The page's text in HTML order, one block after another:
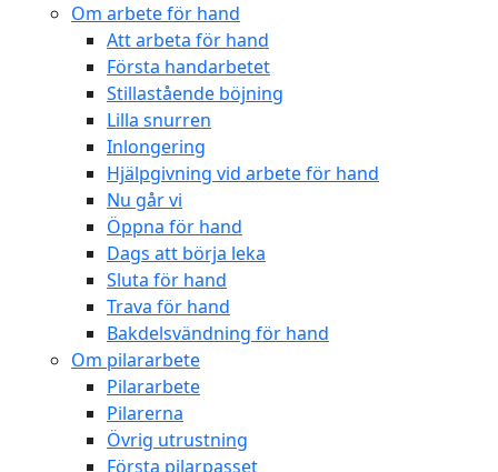
Om arbete för hand
Att arbeta för hand
Första handarbetet
Stillastående böjning
Lilla snurren
Inlongering
Hjälpgivning vid arbete för hand
Nu går vi
Öppna för hand
Dags att börja leka
Sluta för hand
Trava för hand
Bakdelsvändning för hand
Om pilararbete
Pilararbete
Pilarerna
Övrig utrustning
Första pilarpasset